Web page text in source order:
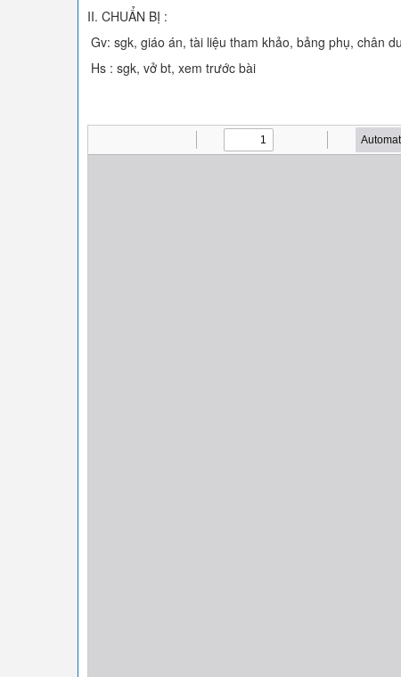
II. CHUẨN BỊ :
Gv: sgk, giáo án, tài liệu tham khảo, bảng phụ, chân
Hs : sgk, vở bt, xem trước bài